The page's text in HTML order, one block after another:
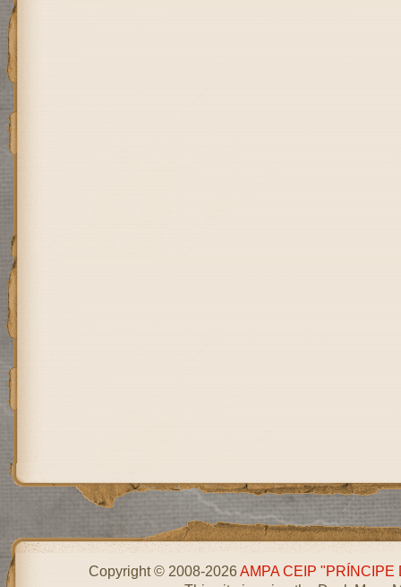
Copyright © 2008-2026AMPA CEIP "PRÍNCIPE